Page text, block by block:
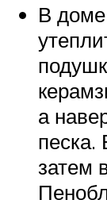
В доме
а
песка.
затем